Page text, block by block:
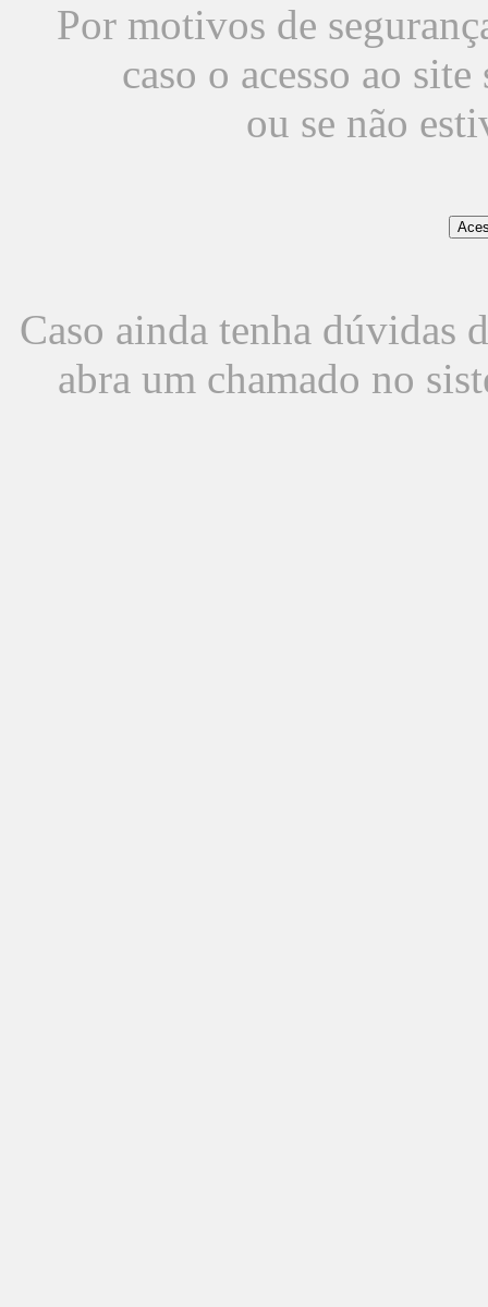
Por motivos de
caso o acesso ao
ou se não
Caso ainda tenha dúvidas
abra um chamado no